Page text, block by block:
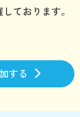
ております。
する